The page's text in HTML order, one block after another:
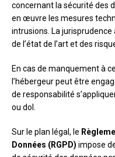
concernant la sécurité des
en œuvre les mesures
intrusions. La
de l’état de l’art et des
En cas de manquement à
l’hébergeur peut être
de responsabilité
ou dol.
Sur le plan légal, le
Données (RGPD) impose